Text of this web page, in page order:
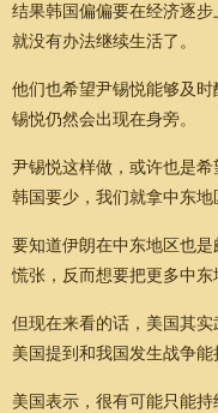
结果韩国偏偏要在经济逐
就没有办法继续生活了。
他们也希望尹锡悦能够及
锡悦仍然会出现在身旁。
尹锡悦这样做，或许也是
韩国要少，我们就拿中东
要知道伊朗在中东地区也
慌张，反而想要把更多中
但现在来看的话，美国其
美国提到和我国发生战争能
美国表示，很有可能只能